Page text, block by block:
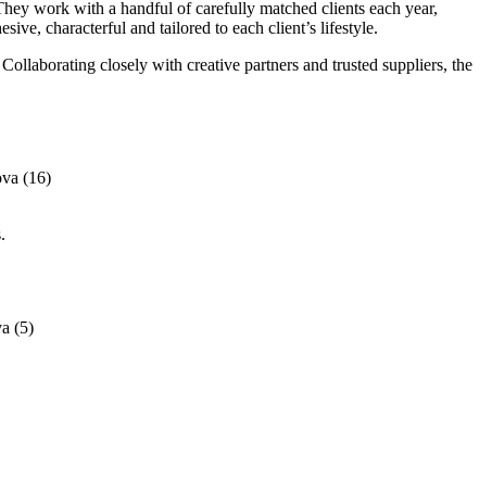
work with a handful of carefully matched clients each year,
characterful and tailored to each client’s lifestyle.
closely with creative partners and trusted suppliers, the